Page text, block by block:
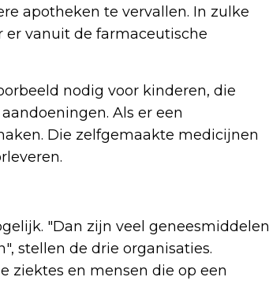
apotheken te vervallen. In zulke
vanuit de farmaceutische
nodig voor kinderen, die
Als er een
Die zelfgemaakte medicijnen
"Dan zijn veel geneesmiddelen
stellen de drie organisaties.
ziektes en mensen die op een